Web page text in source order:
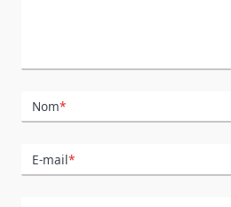
Nom*
E-mail*